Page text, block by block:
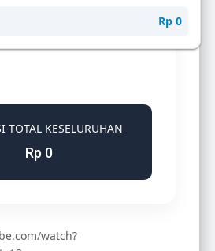
Rp 0
TOTAL KESELURUHAN
Rp 0
watch?